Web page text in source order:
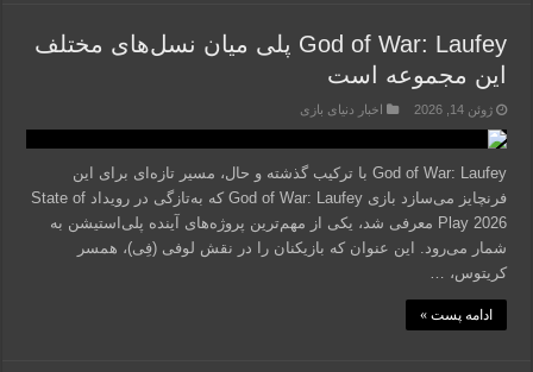
God of War: Laufey پلی میان نسل‌های مختلف
این مجموعه است
ژوئن 14, 2026 اخبار دنیای بازی
God of War: Laufey با ترکیب گذشته و حال، مسیر تازه‌ای برای این
فرنچایز می‌سازد بازی God of War: Laufey که به‌تازگی در رویداد State of
Play 2026 معرفی شد، یکی از مهم‌ترین پروژه‌های آینده پلی‌استیشن به
شمار می‌رود. این عنوان که بازیکنان را در نقش لوفی (فِی)، همسر
کریتوس، …
ادامه پست »